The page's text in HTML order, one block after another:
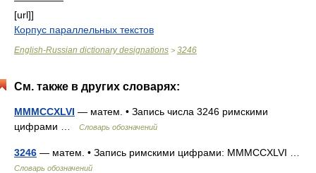
[url]]
Корпус параллельных текстов
English-Russian dictionary designations > 3246
См. также в других словарях:
MMMCCXLVI — матем. • Запись числа 3246 римскими
цифрами …
Словарь обозначений
3246 — матем. • Запись римскими цифрами: MMMCCXLVI …
Словарь обозначений